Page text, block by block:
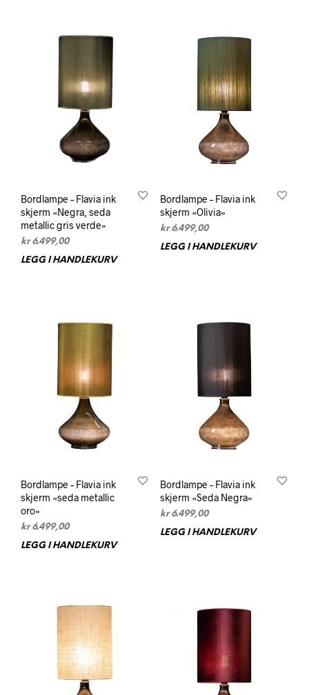
Bordlampe – Flavia ink
skjerm «Negra, seda
metallic gris verde»
kr6.499,00
LEGG I HANDLEKURV
Bordlampe – Flavia ink
skjerm «Olivia»
kr6.499,00
LEGG I HANDLEKURV
Bordlampe – Flavia ink
skjerm «seda metallic
oro»
kr6.499,00
LEGG I HANDLEKURV
Bordlampe – Flavia ink
skjerm «Seda Negra»
kr6.499,00
LEGG I HANDLEKURV